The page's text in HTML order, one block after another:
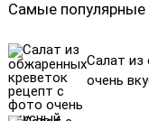
Самые популярные
Салат из
очень